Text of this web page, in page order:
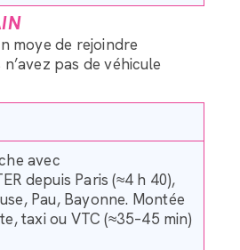
moye de rejoindre
n’avez pas de véhicule
avec
depuis Paris (≈4 h 40),
Pau, Bayonne. Montée
taxi ou VTC (≈35–45 min)